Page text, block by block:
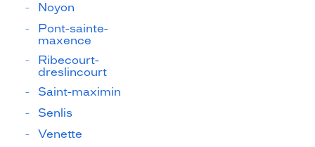
Noyon
Pont-sainte-
maxence
Ribecourt-
dreslincourt
Saint-maximin
Senlis
Venette